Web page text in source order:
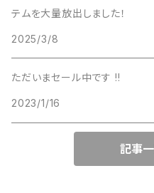
テムを大量放出しました！
2025/3/8
ただいまセール中です !!
2023/1/16
記事